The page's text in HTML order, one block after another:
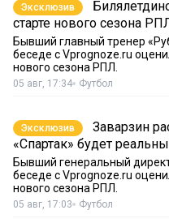
Эксклюзив
старте нового сезона
Бывший главный тренер
беседе с Vprognoze.ru
нового сезона РПЛ.
05 авг, 17:34 Футбол
Эксклюзив
«Спартак» будет
золото РПЛ
Бывший генеральный
беседе с Vprognoze.ru
нового сезона РПЛ.
05 авг, 17:03 Футбол